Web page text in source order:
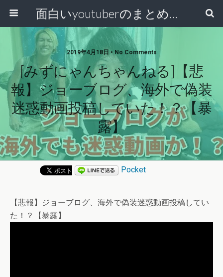
面白いyoutuberのまとめ動画
2019年4月18日 • No Comments
[みずにゃんちゃんねる]【悲
報】ジョーブログ、海外で偽装
迷惑動画投稿していた！？【暴
露】
Pocket
【悲報】ジョーブログ、海外で偽装迷惑動画投稿してい
た！？【暴露】